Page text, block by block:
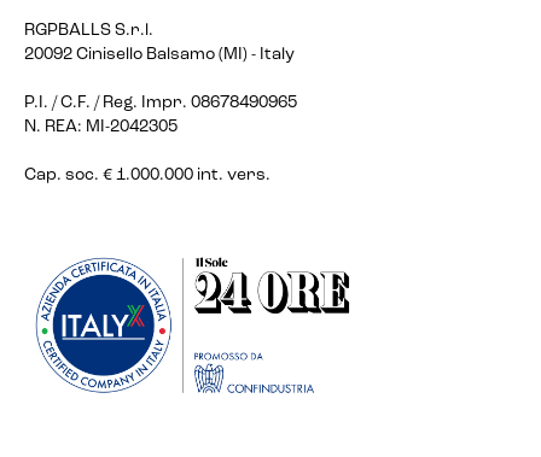
RGPBALLS S.r.l.
20092 Cinisello Balsamo (MI) - Italy
P.I. / C.F. / Reg. Impr. 08678490965
N. REA: MI-2042305
Cap. soc. € 1.000.000 int. vers.